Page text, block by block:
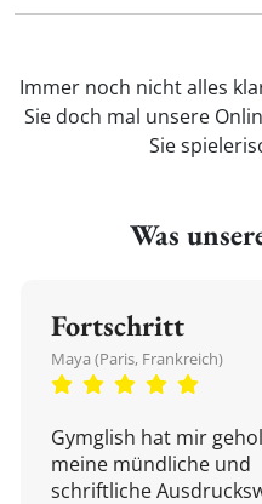
Immer noch nicht alles
Sie doch mal unsere
Sie
Was
Fortschritt
Maya (Paris, Frankreich)
Gymglish hat mir
meine mündliche und
schriftliche